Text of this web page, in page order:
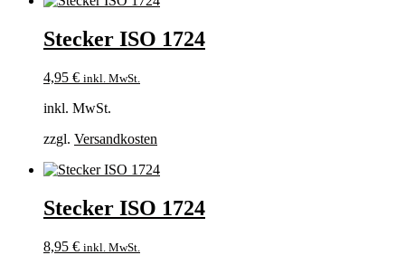
Stecker ISO 1724
4,95 € inkl. MwSt.
inkl. MwSt.
zzgl. Versandkosten
Stecker ISO 1724
8,95 € inkl. MwSt.